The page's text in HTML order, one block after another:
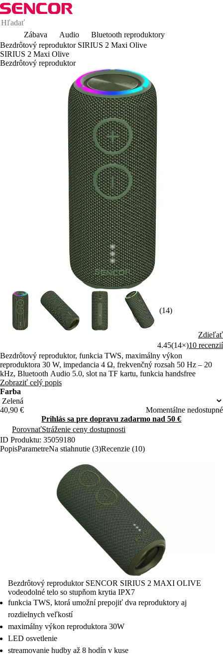
Zábava Audio
Bluetooth reproduktory
Bezdrôtový reproduktor SIRIUS 2 Maxi Olive
SIRIUS 2 Maxi Olive
Bezdrôtový reproduktor
(14)
Zdieľať
4.45(14×)10 recenzií
Bezdrôtový reproduktor, funkcia TWS, maximálny výkon
reproduktora 30 W, impedancia 4 Ω, frekvenčný rozsah 50 Hz – 20
kHz, Bluetooth Audio 5.0, slot na TF kartu, funkcia handsfree
Zobraziť celý popis
Farba
40,90 €
Momentálne nedostupné
Prihlás sa pre dopravu zadarmo nad 50 €
PorovnaťStráženie ceny dostupnosti
ID Produktu: 35059180
PopisParametreNa stiahnutie (3)Recenzie (10)
Bezdrôtový reproduktor SENCOR SIRIUS 2 MAXI OLIVE
vodeodolné telo so stupňom krytia IPX7
funkcia TWS, ktorá umožní prepojiť dva reproduktory aj
rozdielnych veľkostí
maximálny výkon reproduktora 30W
LED osvetlenie
streamovanie hudby až 8 hodín v kuse